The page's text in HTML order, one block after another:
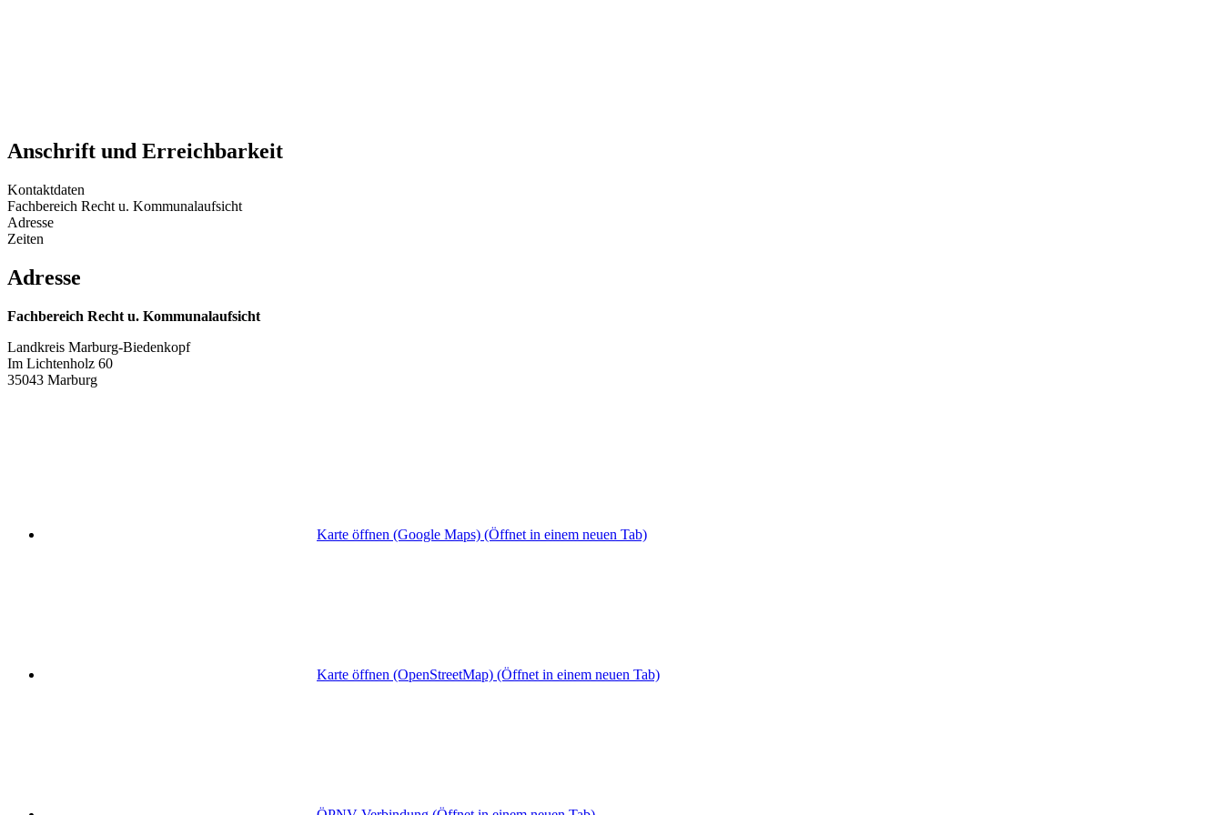
Anschrift und Erreichbarkeit
Kontaktdaten
Fachbereich Recht u. Kommunalaufsicht
Adresse
Zeiten
Adresse
Fachbereich Recht u. Kommunalaufsicht
Landkreis Marburg-Biedenkopf
Im Lichtenholz 60
35043 Marburg
Karte öffnen (Google Maps) (Öffnet in einem neuen Tab)
Karte öffnen (OpenStreetMap) (Öffnet in einem neuen Tab)